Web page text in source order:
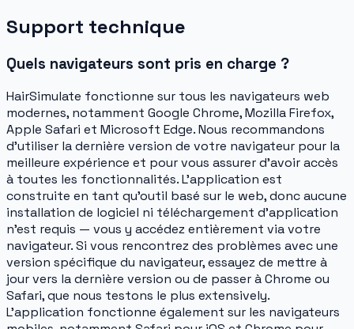
Support technique
Quels navigateurs sont pris en charge ?
HairSimulate fonctionne sur tous les navigateurs web
modernes, notamment Google Chrome, Mozilla Firefox,
Apple Safari et Microsoft Edge. Nous recommandons
d'utiliser la dernière version de votre navigateur pour la
meilleure expérience et pour vous assurer d'avoir accès
à toutes les fonctionnalités. L'application est
construite en tant qu'outil basé sur le web, donc aucune
installation de logiciel ni téléchargement d'application
n'est requis — vous y accédez entièrement via votre
navigateur. Si vous rencontrez des problèmes avec une
version spécifique du navigateur, essayez de mettre à
jour vers la dernière version ou de passer à Chrome ou
Safari, que nous testons le plus extensively.
L'application fonctionne également sur les navigateurs